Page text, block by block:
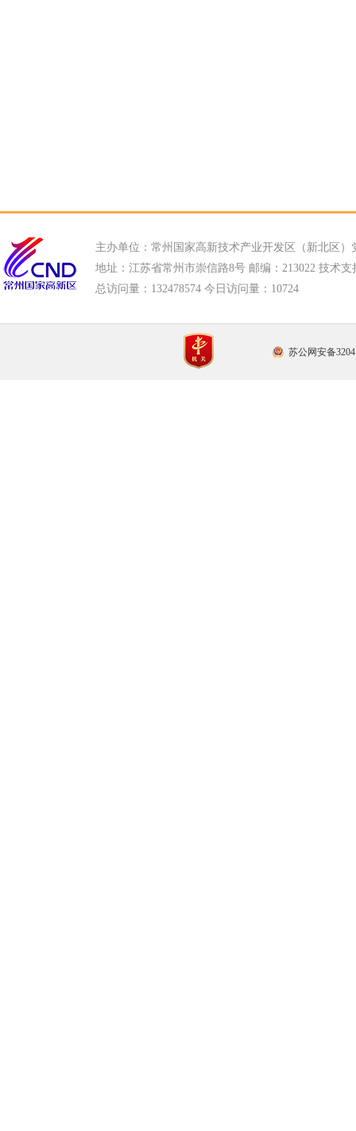
主办单位：常州国家高新技术产业开发区（新北区）
地址：江苏省常州市崇信路8号 邮编：213022 技术支
总访问量： 132478574 今日访问量： 10724
苏公网安备